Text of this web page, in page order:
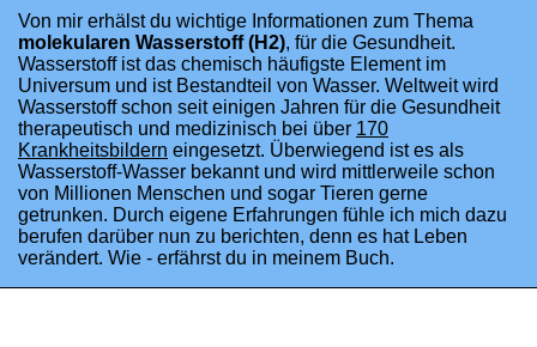
Von mir erhälst du wichtige Informationen zum Thema
molekularen Wasserstoff (H2), für die Gesundheit.
Wasserstoff ist das chemisch häufigste Element im
Universum und ist Bestandteil von Wasser. Weltweit wird
Wasserstoff schon seit einigen Jahren für die Gesundheit
therapeutisch und medizinisch bei über 170
Krankheitsbildern eingesetzt. Überwiegend ist es als
Wasserstoff-Wasser bekannt und wird mittlerweile schon
von Millionen Menschen und sogar Tieren gerne
getrunken. Durch eigene Erfahrungen fühle ich mich dazu
berufen darüber nun zu berichten, denn es hat Leben
verändert. Wie - erfährst du in meinem Buch.